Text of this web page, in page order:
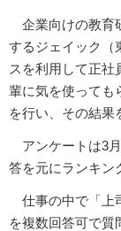
企業向けの教育
するジェイック（
スを利用して正社
輩に気を使っても
を行い、その結果
アンケートは3
答を元にランキン
仕事の中で「上
を複数回答可で質